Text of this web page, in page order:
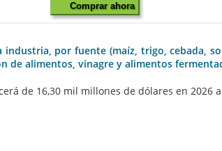
Comprar ahora
por fuente (maíz, trigo, cebada,
de alimentos, vinagre y alimentos
de 16,30 mil millones de dólares en 2026